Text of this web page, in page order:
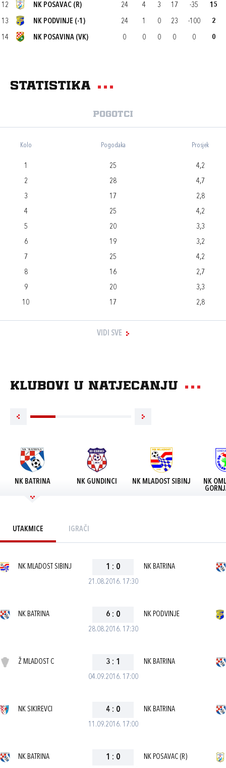
12 NK POSAVAC (R) 24 4 3 17 -35 15
13 NK PODVINJE (-1) 24 1 0 23 -100 2
14 NK POSAVINA (VK) 0 0 0 0 0 0
Statistika
Pogotci
Kolo Pogodaka Prosjek
1 25
4,2
2
28
4,7
3
17
2,8
4
25
4,2
5
20
3,3
6
19
3,2
7
25
4,2
8
16
2,7
9
20
3,3
10
17 2,8
VIDI SVE
Klubovi u natjecanju
NK BATRINA NK GUNDINCI NK MLADOST SIBINJ
NK
UTAKMICE IGRAČI
21.08.2016. 17:30
NK MLADOST SIBINJ 1 : 0 NK BATRINA
28.08.2016. 17:30
NK BATRINA 6 : 0 NK PODVINJE
04.09.2016. 17:00
Ž MLADOST C 3 : 1 NK BATRINA
11.09.2016. 17:00
NK SIKIREVCI 4 : 0 NK BATRINA
NK BATRINA 1 : 0 NK POSAVAC (R)